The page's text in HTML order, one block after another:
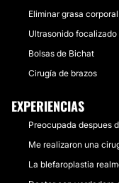
Eliminar grasa corporal
Ultrasonido
Bolsas de Bichat
Cirugía de brazos
EXPERIENCIAS
Preocupada despues
Me realizaron una
La blefaroplastia